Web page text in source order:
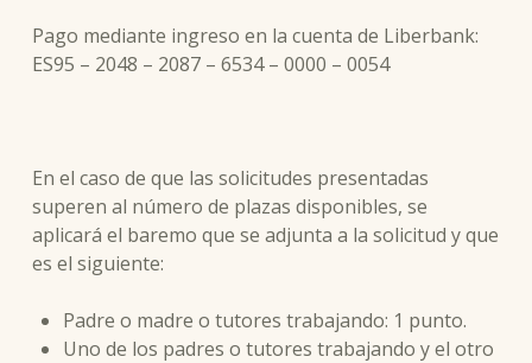
Pago mediante ingreso en la cuenta de Liberbank:
ES95 – 2048 – 2087 – 6534 – 0000 – 0054
En el caso de que las solicitudes presentadas
superen al número de plazas disponibles, se
aplicará el baremo que se adjunta a la solicitud y que
es el siguiente:
Padre o madre o tutores trabajando: 1 punto.
Uno de los padres o tutores trabajando y el otro